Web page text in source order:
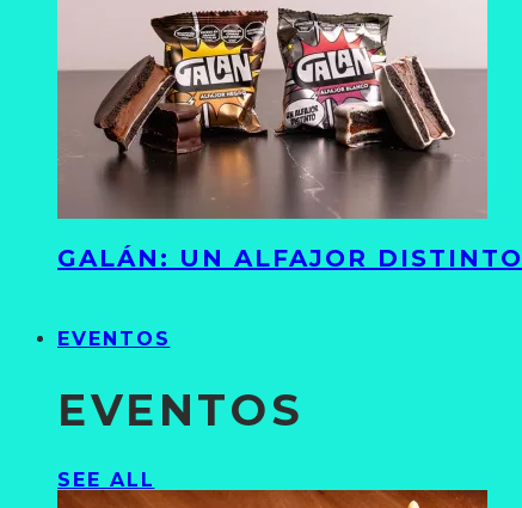
GALÁN: UN ALFAJOR DISTINTO
EVENTOS
EVENTOS
SEE ALL